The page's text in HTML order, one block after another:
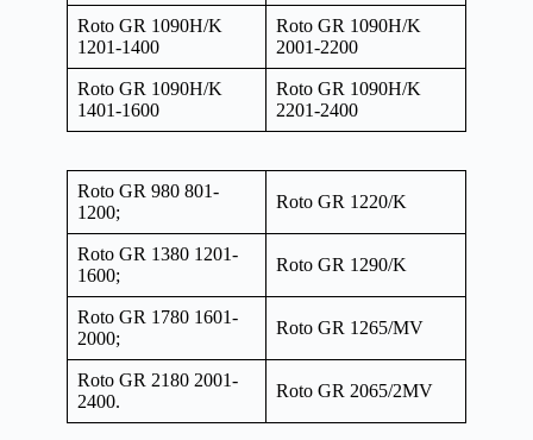
Roto GR 1090H/K
1201-1400
Roto GR 1090H/K
2001-2200
Roto GR 1090H/K
1401-1600
Roto GR 1090H/K
2201-2400
Roto GR 980 801-
1200;
Roto GR 1220/K
Roto GR 1380 1201-
1600;
Roto GR 1290/K
Roto GR 1780 1601-
2000;
Roto GR 1265/MV
Roto GR 2180 2001-
2400.
Roto GR 2065/2MV